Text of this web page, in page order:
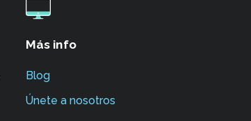
Más info
Blog
Únete a nosotros